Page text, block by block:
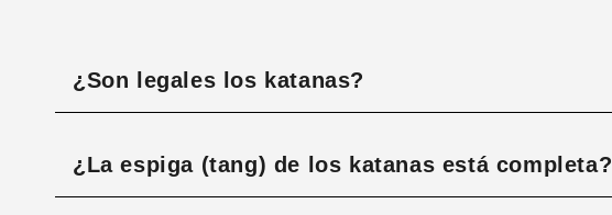
¿Son legales los katanas?
¿La espiga (tang) de los katanas está completa?